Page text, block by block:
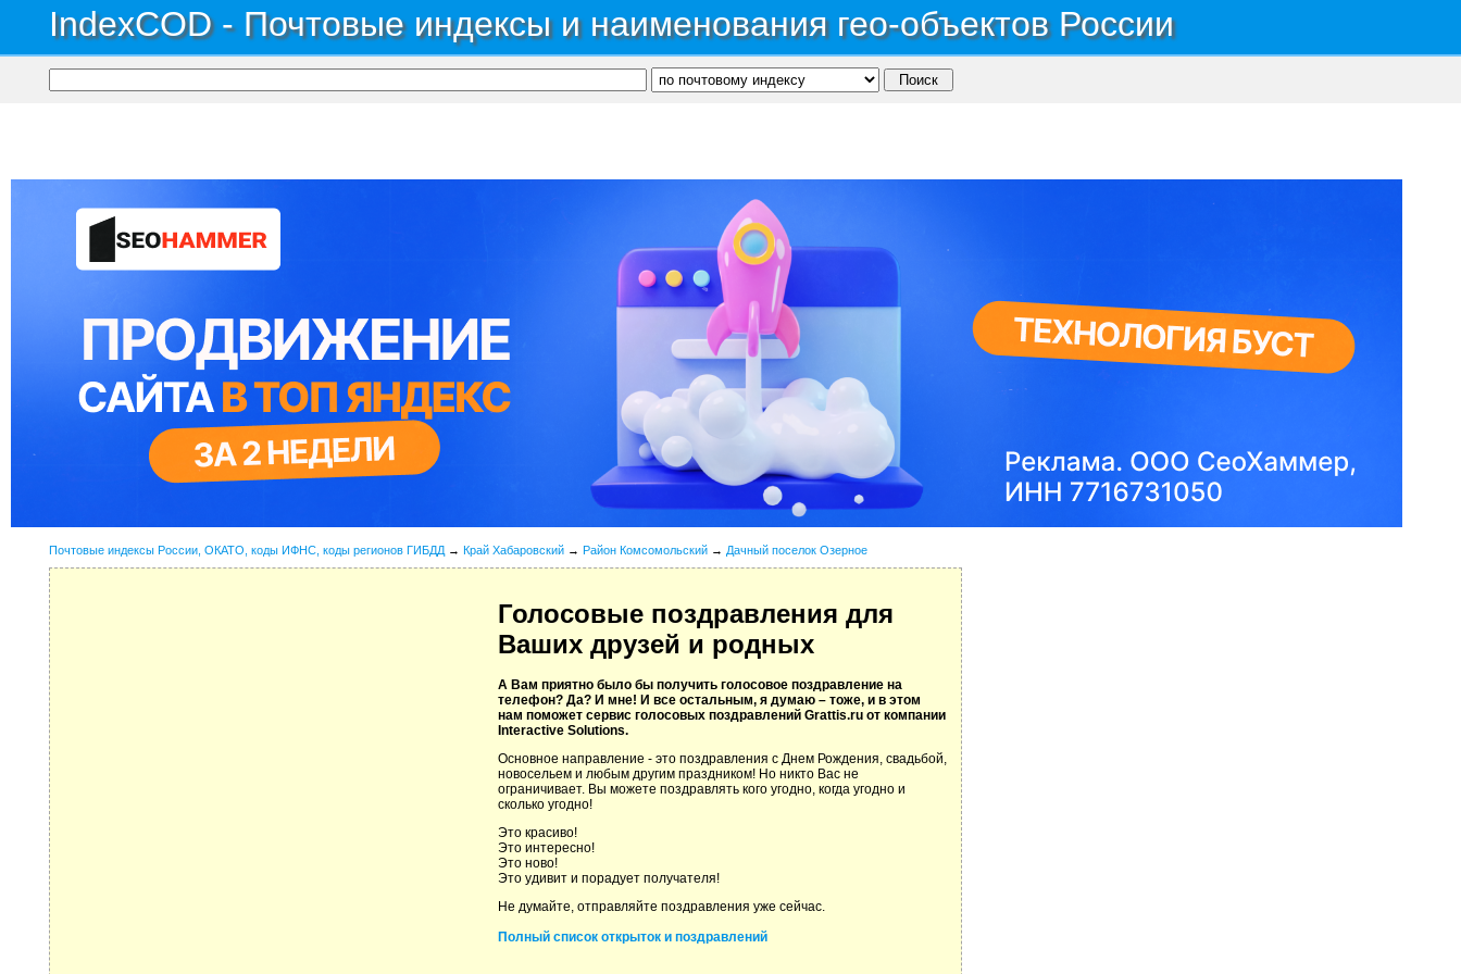
IndexCOD - Почтовые индексы и наименования гео-объектов России
Почтовые индексы России, ОКАТО, коды ИФНС, коды регионов ГИБДД → Край Хабаровский → Район Комсомольский → Дачный поселок Озерное
Голосовые поздравления для
Ваших друзей и родных
А Вам приятно было бы получить голосовое поздравление на
телефон? Да? И мне! И все остальным, я думаю – тоже, и в этом
нам поможет сервис голосовых поздравлений Grattis.ru от компании
Interactive Solutions.
Основное направление - это поздравления с Днем Рождения, свадьбой,
новосельем и любым другим праздником! Но никто Вас не
ограничивает. Вы можете поздравлять кого угодно, когда угодно и
сколько угодно!
Это красиво!
Это интересно!
Это ново!
Это удивит и порадует получателя!
Не думайте, отправляйте поздравления уже сейчас.
Полный список открыток и поздравлений